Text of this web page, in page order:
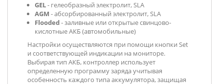
GEL- гелеобразный электролит, SLA
AGM - абсорбированный электролит, SLA
Flooded- заливные или открытые свинцово-
кислотные АКБ (автомобильные)
Настройки осуществляются при помощи кнопки Set
и соответствующей индикации на мониторе.
Выбирая тип АКБ, контроллер использует
определенную программу заряда учитывая
особенность каждого типа аккумулятора, защищая